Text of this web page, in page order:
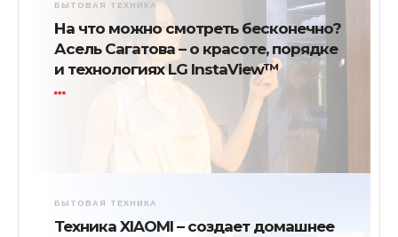
БЫТОВАЯ ТЕХНИКА
На что можно смотреть бесконечно?
Асель Сагатова – о красоте, порядке
и технологиях LG InstaView™
БЫТОВАЯ ТЕХНИКА
Техника XIAOMI – создает домашнее